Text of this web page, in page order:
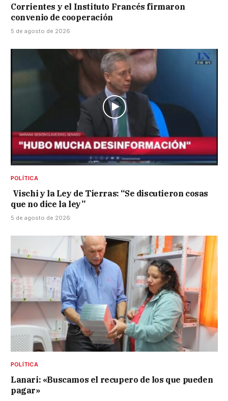
Corrientes y el Instituto Francés firmaron
convenio de cooperación
5 de agosto de 2026
POLÍTICA
Vischi y la Ley de Tierras: “Se discutieron cosas
que no dice la ley”
5 de agosto de 2026
POLÍTICA
Lanari: «Buscamos el recupero de los que pueden
pagar»